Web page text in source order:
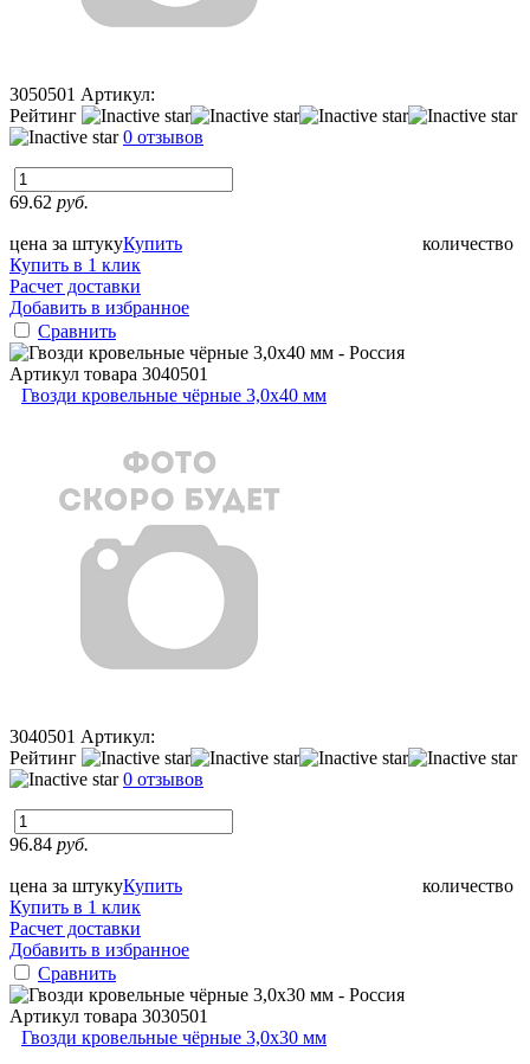
3050501 Артикул:
Рейтинг
0 отзывов
69.62 руб.
цена за штуку количество
Купить
Купить в 1 клик
Расчет доставки
Добавить в избранное
Сравнить
Артикул товара 3040501
Гвозди кровельные чёрные 3,0х40 мм
3040501 Артикул:
Рейтинг
0 отзывов
96.84 руб.
цена за штуку количество
Купить
Купить в 1 клик
Расчет доставки
Добавить в избранное
Сравнить
Артикул товара 3030501
Гвозди кровельные чёрные 3,0х30 мм